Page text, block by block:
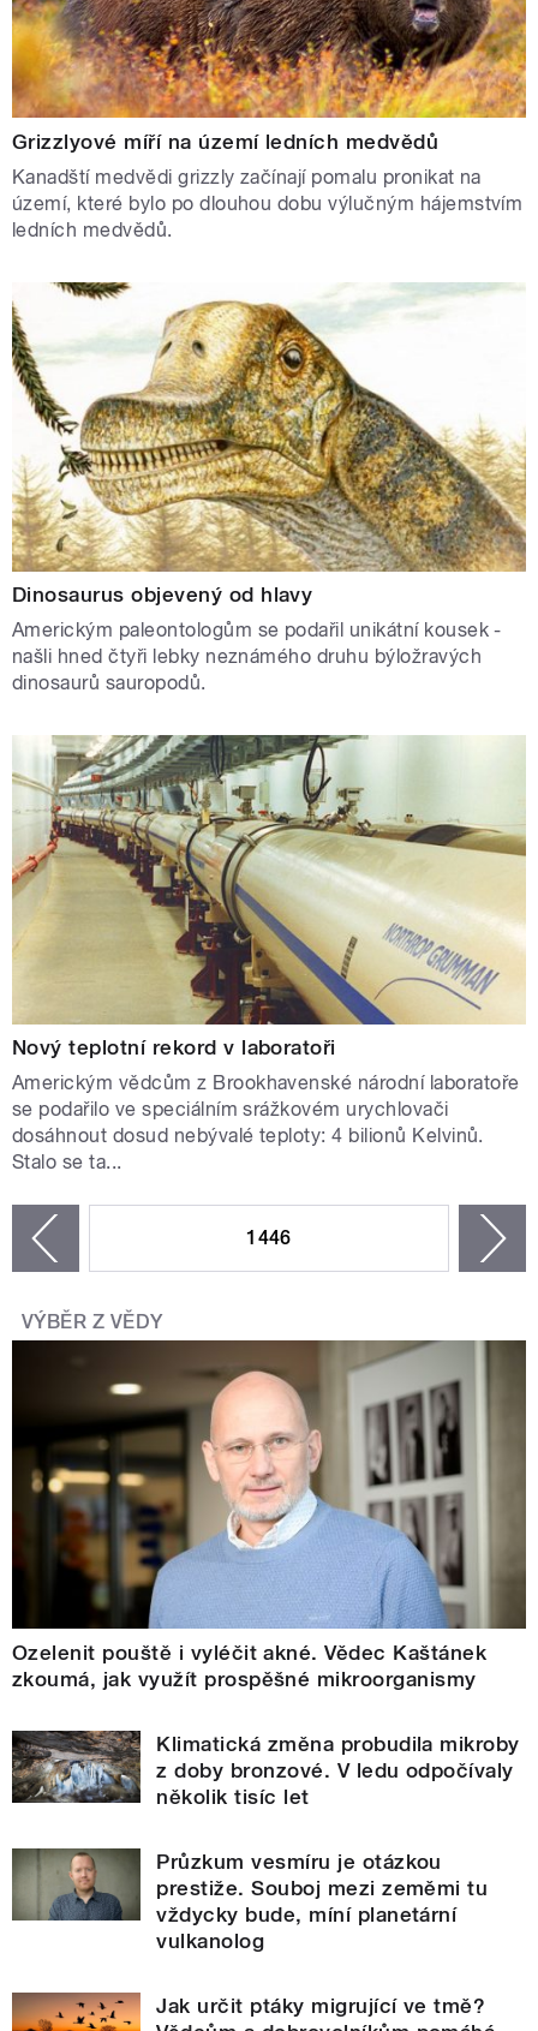
Grizzlyové míří na území ledních medvědů
Kanadští medvědi grizzly začínají pomalu pronikat na
území, které bylo po dlouhou dobu výlučným hájemstvím
ledních medvědů.
Dinosaurus objevený od hlavy
Americkým paleontologům se podařil unikátní kousek -
našli hned čtyři lebky neznámého druhu býložravých
dinosaurů sauropodů.
Nový teplotní rekord v laboratoři
Americkým vědcům z Brookhavenské národní laboratoře
se podařilo ve speciálním srážkovém urychlovači
dosáhnout dosud nebývalé teploty: 4 bilionů Kelvinů.
Stalo se ta...
1446
VÝBĚR Z VĚDY
Ozelenit pouště i vyléčit akné. Vědec Kaštánek
zkoumá, jak využít prospěšné mikroorganismy
Klimatická změna probudila mikroby
z doby bronzové. V ledu odpočívaly
několik tisíc let
Průzkum vesmíru je otázkou
prestiže. Souboj mezi zeměmi tu
vždycky bude, míní planetární
vulkanolog
Jak určit ptáky migrující ve tmě?